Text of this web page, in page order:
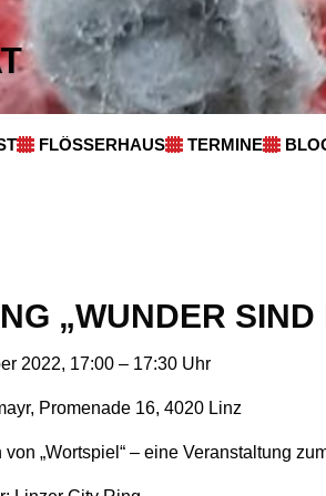
FLÖSSERHAUS TERMINE
„WUNDER SIND
2022, 17:00 – 17:30 Uhr
Promenade 16, 4020 Linz
von „Wortspiel“ – eine Veranstaltung